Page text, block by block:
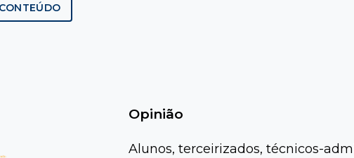
Opinião
Alunos, terceirizados, técnicos-